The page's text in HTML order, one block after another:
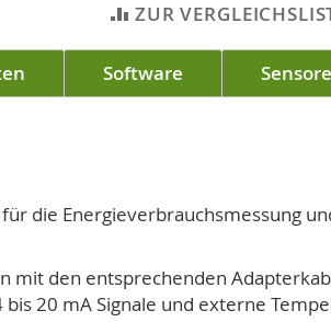
ZUR
Software
die Energieverbrauchsmessung
mit den entsprechenden
20 mA Signale und externe